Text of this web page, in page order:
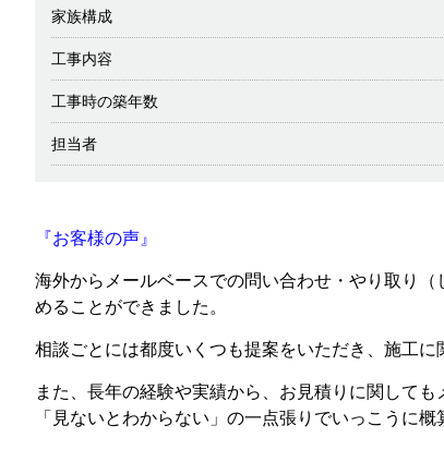
家族構成
工事内容
工事時の築年数
担当者
『お客様の声』
海外からメールベースでの問い合わせ・やり取り
めることができました。
相談ごとには都度いくつも提案をいただき、施工
また、長年の経験や実績から、お見積りに関して
「見ないとわからない」の一点張りでいっこうに